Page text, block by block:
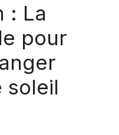
: La
pour
soleil